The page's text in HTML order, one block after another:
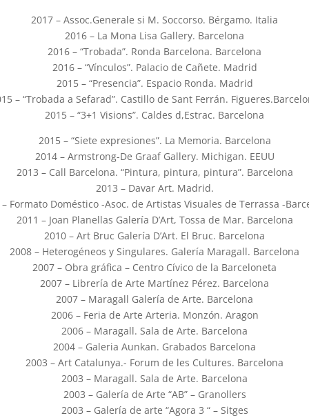
2017 – Assoc.Generale si M. Soccorso. Bérgamo. Italia
2016 – La Mona Lisa Gallery. Barcelona
2016 – “Trobada”. Ronda Barcelona. Barcelona
2016 – “Vínculos”. Palacio de Cañete. Madrid
2015 – “Presencia”. Espacio Ronda. Madrid
– “Trobada a Sefarad”. Castillo de Sant Ferrán.
2015 – “3+1 Visions”. Caldes d,Estrac. Barcelona
2015 – “Siete expresiones”. La Memoria. Barcelona
2014 – Armstrong-De Graaf Gallery. Michigan. EEUU
2013 – Call Barcelona. “Pintura, pintura, pintura”. Barcelona
2013 – Davar Art. Madrid.
– Formato Doméstico -Asoc. de Artistas Visuales de Terrassa -
2011 – Joan Planellas Galería D’Art, Tossa de Mar. Barcelona
2010 – Art Bruc Galería D’Art. El Bruc. Barcelona
2008 – Heterogéneos y Singulares. Galería Maragall. Barcelona
2007 – Obra gráfica – Centro Cívico de la Barceloneta
2007 – Librería de Arte Martínez Pérez. Barcelona
2007 – Maragall Galería de Arte. Barcelona
2006 – Feria de Arte Arteria. Monzón. Aragon
2006 – Maragall. Sala de Arte. Barcelona
2004 – Galeria Aunkan. Grabados Barcelona
2003 – Art Catalunya.- Forum de les Cultures. Barcelona
2003 – Maragall. Sala de Arte. Barcelona
2003 – Galería de Arte “AB” – Granollers
2003 – Galería de arte “Agora 3 “ – Sitges